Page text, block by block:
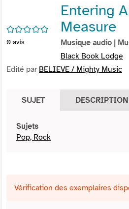
/5
0 avis
Entering
Measure
Musique audio |
Black Book Lodge
Edité par BELIEVE / Mighty Music
SUJET DESCRIPTION
Sujets
Pop, Rock
Vérification des exemplaires